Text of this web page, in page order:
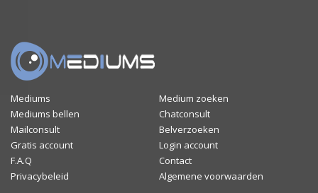
Mediums
Medium zoeken
Mediums bellen
Chatconsult
Mailconsult
Belverzoeken
Gratis account
Login account
F.A.Q
Contact
Privacybeleid
Algemene voorwaarden